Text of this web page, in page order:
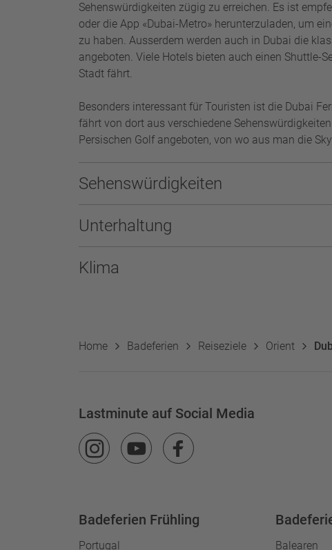
Sehenswürdigkeiten zügig zu erreichen. Es ist
oder die App «Dubai-Metro» herunterzuladen, um
zu haben. Ausserdem werden auch in Dubai die
angeboten. Viele Hotels bieten auch einen Shuttle-
Stadt fährt.
Besonders interessant für Touristen ist die Dubai
fährt von dort aus verschiedene
Persischen Golf angeboten, von wo aus man die
Sehenswürdigkeiten
Unterhaltung
Klima
Home Badeferien Reiseziele Orient
Lastminute auf Social Media
Badeferien Frühling
Portugal Balearen